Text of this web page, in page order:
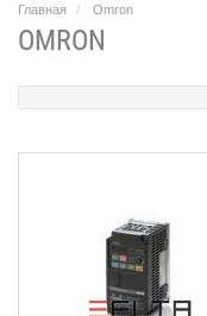
Главная Omron
OMRON